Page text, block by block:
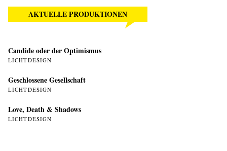
AKTUELLE PRODUKTIONEN
Candide oder der Optimismus
LICHTDESIGN
Geschlossene Gesellschaft
LICHTDESIGN
Love, Death & Shadows
LICHTDESIGN